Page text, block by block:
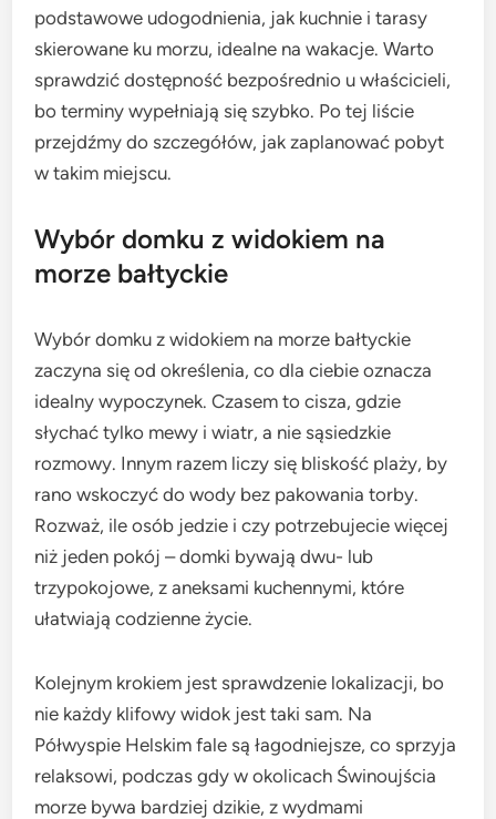
podstawowe udogodnienia, jak kuchnie i tarasy
skierowane ku morzu, idealne na wakacje. Warto
sprawdzić dostępność bezpośrednio u właścicieli,
bo terminy wypełniają się szybko. Po tej liście
przejdźmy do szczegółów, jak zaplanować pobyt
w takim miejscu.
Wybór domku z widokiem na
morze bałtyckie
Wybór domku z widokiem na morze bałtyckie
zaczyna się od określenia, co dla ciebie oznacza
idealny wypoczynek. Czasem to cisza, gdzie
słychać tylko mewy i wiatr, a nie sąsiedzkie
rozmowy. Innym razem liczy się bliskość plaży, by
rano wskoczyć do wody bez pakowania torby.
Rozważ, ile osób jedzie i czy potrzebujecie więcej
niż jeden pokój – domki bywają dwu- lub
trzypokojowe, z aneksami kuchennymi, które
ułatwiają codzienne życie.
Kolejnym krokiem jest sprawdzenie lokalizacji, bo
nie każdy klifowy widok jest taki sam. Na
Półwyspie Helskim fale są łagodniejsze, co sprzyja
relaksowi, podczas gdy w okolicach Świnoujścia
morze bywa bardziej dzikie, z wydmami